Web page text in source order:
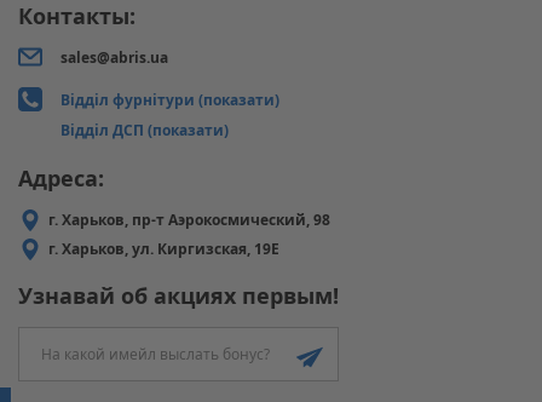
Контакты:
sales@abris.ua
Відділ фурнітури (показати)
Відділ ДСП (показати)
Адреса:
г. Харьков, пр-т Аэрокосмический, 98
г. Харьков, ул. Киргизская, 19Е
Узнавай об акциях первым!